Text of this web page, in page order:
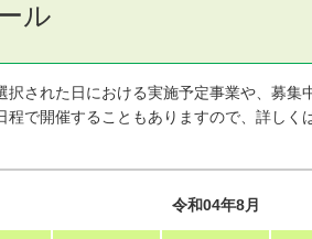
ル
された日における実施予定事業や、募集
で開催することもありますので、詳しく
令和04年8月